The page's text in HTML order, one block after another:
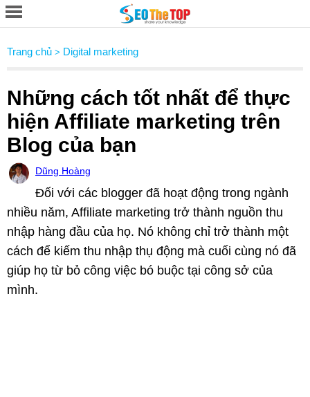
Trang chủ > Digital marketing
Những cách tốt nhất để thực
hiện Affiliate marketing trên
Blog của bạn
Dũng Hoàng
Đối với các blogger đã hoạt động trong ngành
nhiều năm, Affiliate marketing trở thành nguồn thu
nhập hàng đầu của họ. Nó không chỉ trở thành một
cách để kiếm thu nhập thụ động mà cuối cùng nó đã
giúp họ từ bỏ công việc bó buộc tại công sở của
mình.